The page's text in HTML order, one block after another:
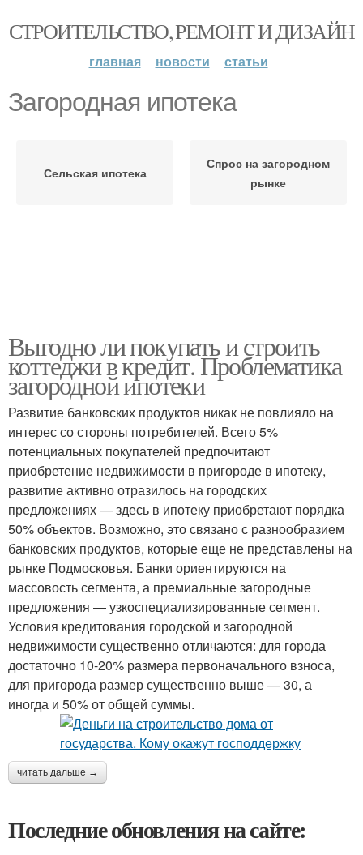
СТРОИТЕЛЬСТВО, РЕМОНТ И ДИЗАЙН
главная новости статьи
Загородная ипотека
Сельская ипотека
Спрос на загородном
рынке
Выгодно ли покупать и строить
коттеджи в кредит. Проблематика
загородной ипотеки
Развитие банковских продуктов никак не повлияло на
интерес со стороны потребителей. Всего 5%
потенциальных покупателей предпочитают
приобретение недвижимости в пригороде в ипотеку,
развитие активно отразилось на городских
предложениях — здесь в ипотеку приобретают порядка
50% объектов. Возможно, это связано с разнообразием
банковских продуктов, которые еще не представлены на
рынке Подмосковья. Банки ориентируются на
массовость сегмента, а премиальные загородные
предложения — узкоспециализированные сегмент.
Условия кредитования городской и загородной
недвижимости существенно отличаются: для города
достаточно 10-20% размера первоначального взноса,
для пригорода размер существенно выше — 30, а
иногда и 50% от общей суммы.
читать дальше →
Последние обновления на сайте: